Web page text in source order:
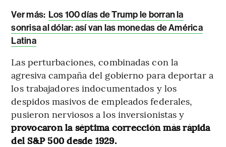
Ver más: Los 100 días de Trump le borran la
sonrisa al dólar: así van las monedas de América
Latina
Las perturbaciones, combinadas con la
agresiva campaña del gobierno para deportar a
los trabajadores indocumentados y los
despidos masivos de empleados federales,
pusieron nerviosos a los inversionistas y
provocaron la séptima corrección más rápida
del S&P 500 desde 1929.